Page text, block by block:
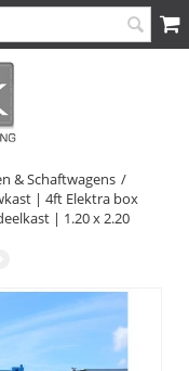
& Schaftwagens /
| 4ft Elektra box
| 1.20 x 2.20